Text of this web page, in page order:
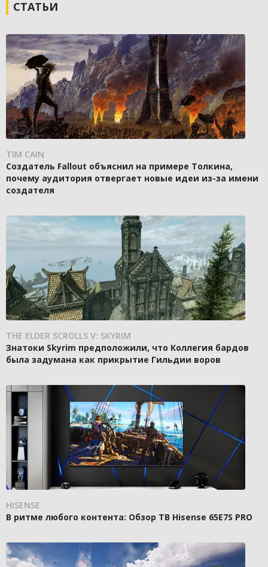
СТАТЬИ
TIM CAIN
Создатель Fallout объяснил на примере Толкина,
почему аудитория отвергает новые идеи из-за имени
создателя
THE ELDER SCROLLS V: SKYRIM
Знатоки Skyrim предположили, что Коллегия бардов
была задумана как прикрытие Гильдии воров
HISENSE
В ритме любого контента: Обзор ТВ Hisense 65E7S PRO